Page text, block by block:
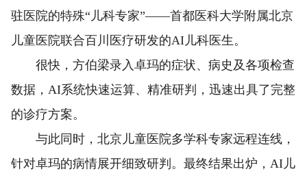
驻医院的特殊“儿科专家”——首都医科大学附属北京
儿童医院联合百川医疗研发的AI儿科医生。
很快，方伯梁录入卓玛的症状、病史及各项检查
数据，AI系统快速运算、精准研判，迅速出具了完整
的诊疗方案。
与此同时，北京儿童医院多学科专家远程连线，
针对卓玛的病情展开细致研判。最终结果出炉，AI儿